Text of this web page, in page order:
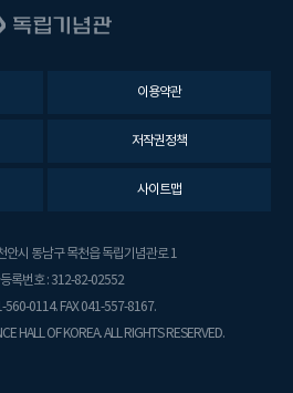
이용약관
저작권정책
사이트맵
안시 동남구 목천읍 독립기념관로 1
록번호 : 312-82-02552
560-0114. FAX 041-557-8167.
HALL OF KOREA. ALL RIGHTS RESERVED.